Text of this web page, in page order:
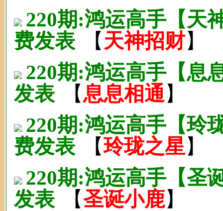
220期:鸿运高手【
费发表
【 天神招财】
220期:鸿运高手【
发表
【息息相通】
220期:鸿运高手【
费发表
【玲珑之星 】
220期:鸿运高手【
发表
【圣诞小鹿】